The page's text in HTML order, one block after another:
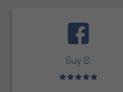
Guy B.
Note moyenne : 5 sur 5